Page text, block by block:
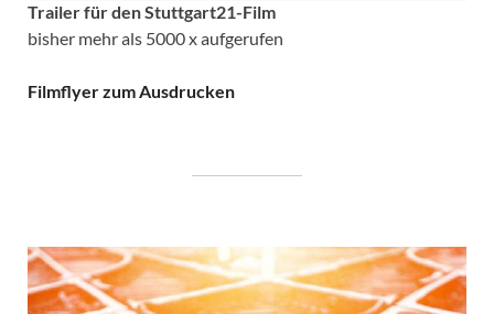
Trailer für den Stuttgart21-Film
bisher mehr als 5000 x aufgerufen
Filmflyer zum Ausdrucken